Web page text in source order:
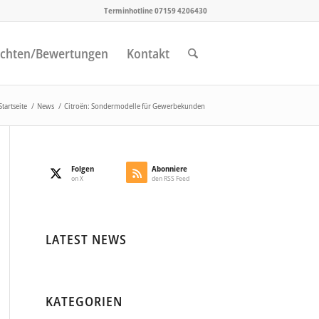
Terminhotline 07159 4206430
Bewertungen Kontakt
/ News / Citroën: Sondermodelle für Gewerbekunden
Folgen
on X
Abonniere
den RSS Feed
LATEST NEWS
KATEGORIEN